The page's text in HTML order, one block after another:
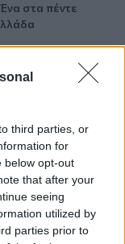
third parties, or
for
below opt-out
that after your
seeing
utilized by
parties prior to
στα πέντε
εκατ. ευρώ
σε
Γενική Κλινική